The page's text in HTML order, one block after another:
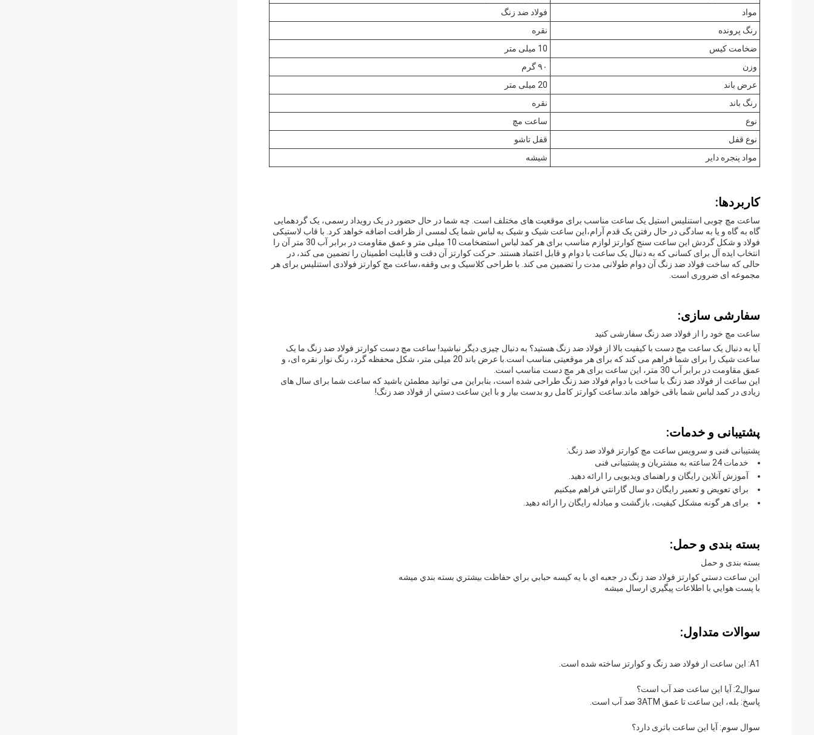
مواد
فولاد ضد زنگ
رنگ پرونده
نقره
ضخامت کیس
10 میلی متر
وزن
۹۰ گرم
عرض باند
20 میلی متر
رنگ باند
نقره
نوع
ساعت مچ
نوع قفل
قفل تاشو
مواد پنجره دایر
شیشه
کاربردها:
ساعت مچ چوبی استنلیس استیل یک ساعت مناسب برای موقعیت های مختلف است. چه شما در حال حضور در یک رویداد رسمی، یک گردهمایی
گاه به گاه و یا به سادگی در حال رفتن یک قدم آرام،این ساعت شیک و شیک به لباس شما یک لمسی از ظرافت اضافه خواهد کرد. با قاب لاستیکی
فولاد و شکل گردش این ساعت سنج کوارتز لوازم مناسب برای هر کمد لباس استضخامت 10 میلی متر و عمق مقاومت در برابر آب 30 متر آن را
انتخاب ایده آل برای کسانی که به دنبال یک ساعت با دوام و قابل اعتماد هستند. حرکت کوارتز آن دقت و قابلیت اطمینان را تضمین می کند، در
حالی که ساخت فولاد ضد زنگ آن دوام طولانی مدت را تضمین می کند. با طراحی کلاسیک و بی وقفه،ساعت مچ کوارتز فولادی استنلیس برای هر
مجموعه ای ضروری است.
سفارشی سازی:
ساعت مچ خود را از فولاد ضد زنگ سفارشی کنید
آیا به دنبال یک ساعت مچ دست با کیفیت بالا از فولاد ضد زنگ هستید؟ به دنبال چیزی دیگر نباشید! ساعت مچ دست کوارتز فولاد ضد زنگ ما یک
ساعت شیک را برای شما فراهم می کند که برای هر موقعیتی مناسب است.با عرض باند 20 میلی متر، شکل محفظه گرد، رنگ نوار نقره ای، و
عمق مقاومت در برابر آب 30 متر، این ساعت برای هر مچ دست مناسب است.
این ساعت از فولاد ضد زنگ با ساخت با دوام فولاد ضد زنگ طراحی شده است، بنابراین می توانید مطمئن باشید که ساعت شما برای سال های
زیادی در کمد لباس شما باقی خواهد ماند.ساعت کوارتز کامل رو بدست بيار و با اين ساعت دستي از فولاد ضد زنگ!
پشتیبانی و خدمات:
پشتیبانی فنی و سرویس ساعت مچ کوارتز فولاد ضد زنگ:
خدمات 24 ساعته به مشتریان و پشتیبانی فنی
آموزش آنلاین رایگان و راهنمای ویدیویی را ارائه دهید.
براي تعويض و تعمير رایگان دو سال گارانتي فراهم ميکنيم
برای هر گونه مشکل کیفیت، بازگشت و مبادله رایگان را ارائه دهید.
بسته بندی و حمل:
بسته بندی و حمل
اين ساعت دستي کوارتز فولاد ضد زنگ در جعبه اي با يه کيسه حبابي براي حفاظت بيشتري بسته بندي ميشه
با پست هوايي با اطلاعات پيگيري ارسال ميشه
سوالات متداول:
A1: این ساعت از فولاد ضد زنگ و کوارتز ساخته شده است.
سوال2: آیا این ساعت ضد آب است؟
پاسخ: بله، این ساعت تا عمق 3ATM ضد آب است.
سوال سوم: آیا این ساعت باتری دارد؟